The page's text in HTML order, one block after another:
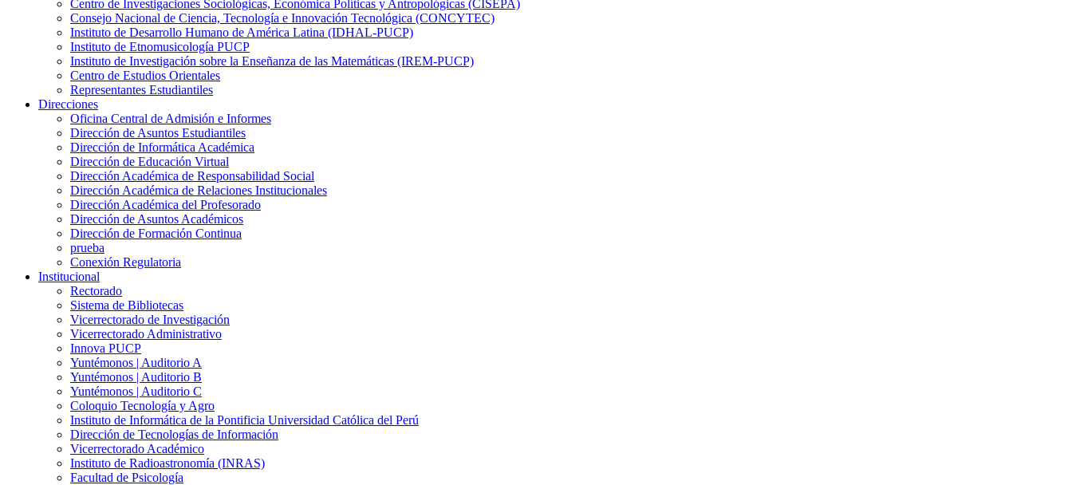
Centro de Investigaciones Sociológicas, Económica Políticas y Antropológicas (CISEPA)
Consejo Nacional de Ciencia, Tecnología e Innovación Tecnológica (CONCYTEC)
Instituto de Desarrollo Humano de América Latina (IDHAL-PUCP)
Instituto de Etnomusicología PUCP
Instituto de Investigación sobre la Enseñanza de las Matemáticas (IREM-PUCP)
Centro de Estudios Orientales
Representantes Estudiantiles
Direcciones
Oficina Central de Admisión e Informes
Dirección de Asuntos Estudiantiles
Dirección de Informática Académica
Dirección de Educación Virtual
Dirección Académica de Responsabilidad Social
Dirección Académica de Relaciones Institucionales
Dirección Académica del Profesorado
Dirección de Asuntos Académicos
Dirección de Formación Continua
prueba
Conexión Regulatoria
Institucional
Rectorado
Sistema de Bibliotecas
Vicerrectorado de Investigación
Vicerrectorado Administrativo
Innova PUCP
Yuntémonos | Auditorio A
Yuntémonos | Auditorio B
Yuntémonos | Auditorio C
Coloquio Tecnología y Agro
Instituto de Informática de la Pontificia Universidad Católica del Perú
Dirección de Tecnologías de Información
Vicerrectorado Académico
Instituto de Radioastronomía (INRAS)
Facultad de Psicología